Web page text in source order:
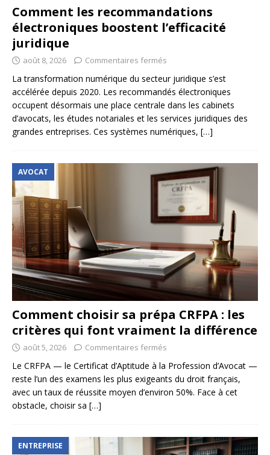
Comment les recommandations
électroniques boostent l’efficacité
juridique
août 8, 2026 Commentaires fermés
La transformation numérique du secteur juridique s’est
accélérée depuis 2020. Les recommandés électroniques
occupent désormais une place centrale dans les cabinets
d’avocats, les études notariales et les services juridiques des
grandes entreprises. Ces systèmes numériques, […]
AVOCAT
Comment choisir sa prépa CRFPA : les
critères qui font vraiment la différence
août 5, 2026 Commentaires fermés
Le CRFPA — le Certificat d’Aptitude à la Profession d’Avocat —
reste l’un des examens les plus exigeants du droit français,
avec un taux de réussite moyen d’environ 50%. Face à cet
obstacle, choisir sa […]
ENTREPRISE